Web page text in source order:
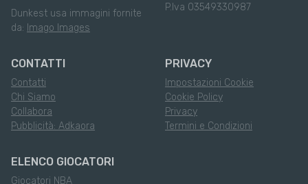
Dunkest usa immagini fornite
da: Imago Images
P.Iva 03549330987
CONTATTI
Contatti
Chi Siamo
Collabora
Pubblicità: Adkaora
PRIVACY
Impostazioni Cookie
Cookie Policy
Privacy
Termini e Condizioni
ELENCO GIOCATORI
Giocatori NBA